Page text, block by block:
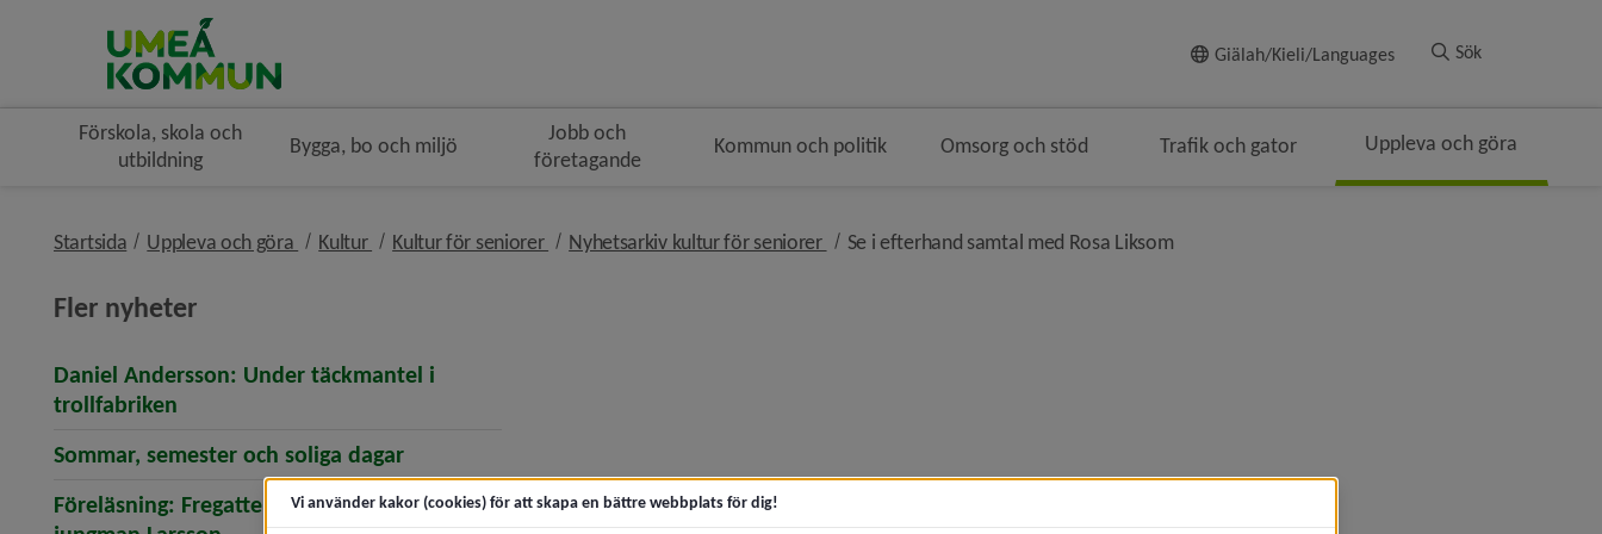
Giälah/Kieli/Languages Sök
Förskola, skola och
utbildning
Bygga, bo och miljö
Jobb och
företagande
Kommun och politik Omsorg och stöd Trafik och gator Uppleva och göra
Startsida Uppleva och göra nivå i brödsmulenavigeringen
Kultur nivå i brödsmulenavigeringen
Kultur för seniorer nivå i brödsmulenavigeringen
Nyhetsarkiv kultur för seniorer nivå i brödsmulenavigeringen
Se i efterhand samtal med Rosa Liksomnivå i brödsmulenavigeringen
Fler nyheter
Daniel Andersson: Under täckmantel i
trollfabriken
Sommar, semester och soliga dagar(öppnar artikeln Sommar, semester och soliga dagar)
Föreläsning: Fregatten Sävenäs ochVi använder kakor (cookies) för att skapa en bättre webbplats för dig!